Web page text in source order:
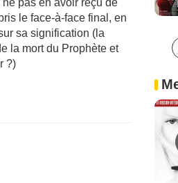
pas en avoir reçu de
le face-à-face final, en
sa signification (la
la mort du Prophète et
?)